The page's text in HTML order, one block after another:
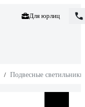
Для юрлиц
/ Подвесные